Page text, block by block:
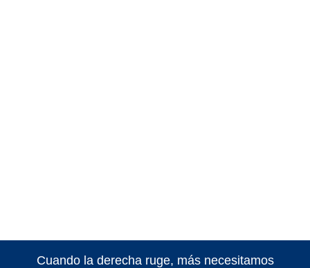
Cuando la derecha ruge, más necesitamos